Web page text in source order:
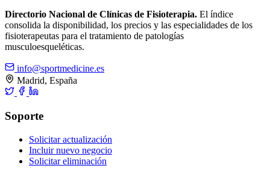
Directorio Nacional de Clínicas de Fisioterapia. El índice
consolida la disponibilidad, los precios y las especialidades de los
fisioterapeutas para el tratamiento de patologías
musculoesqueléticas.
info@sportmedicine.es
Madrid, España
Soporte
Solicitar actualización
Incluir nuevo negocio
Solicitar eliminación